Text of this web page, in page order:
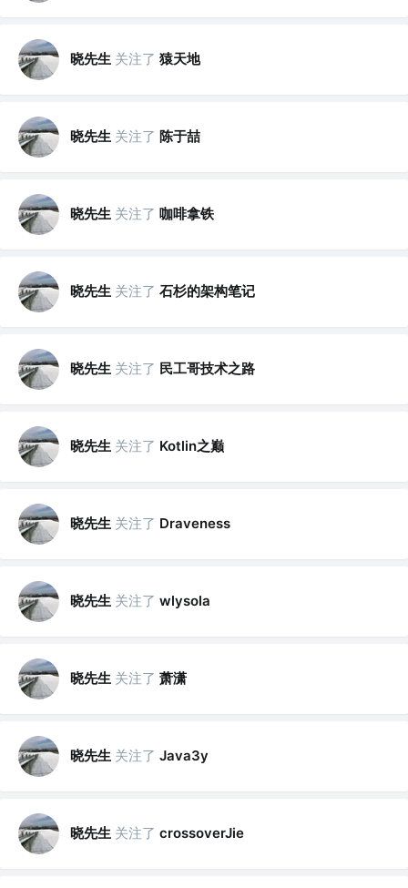
晓先生 关注了 猿天地
晓先生 关注了 陈于喆
晓先生 关注了 咖啡拿铁
晓先生 关注了 石杉的架构笔记
晓先生 关注了 民工哥技术之路
晓先生 关注了 Kotlin之巅
晓先生 关注了 Draveness
晓先生 关注了 wlysola
晓先生 关注了 萧潇
晓先生 关注了 Java3y
晓先生 关注了 crossoverJie